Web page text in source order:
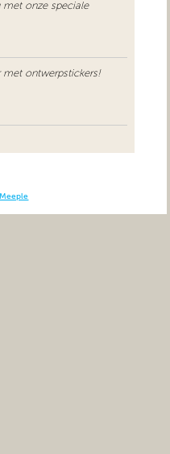
met onze speciale
met ontwerpstickers!